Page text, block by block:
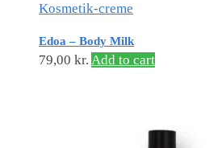
Kosmetik-creme
Edoa – Body Milk
79,00 kr. Add to cart